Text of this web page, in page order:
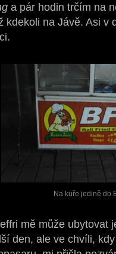
a pár hodin trčím na
kdekoli na Jávě. Asi v
Na kuře jedině do
mě může ubytovat
den, ale ve chvíli,